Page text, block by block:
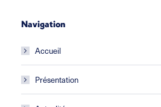
Navigation
Accueil
Présentation